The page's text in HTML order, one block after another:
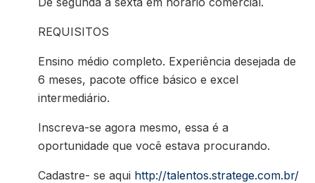
REQUISITOS
Ensino médio completo. Experiência desejada de
6 meses, pacote office básico e excel
intermediário.
Inscreva-se agora mesmo, essa é a
oportunidade que você estava procurando.
Cadastre- se aqui http://talentos.stratege.com.br/